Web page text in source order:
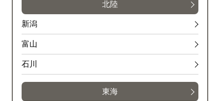
北陸
新潟
富山
石川
東海